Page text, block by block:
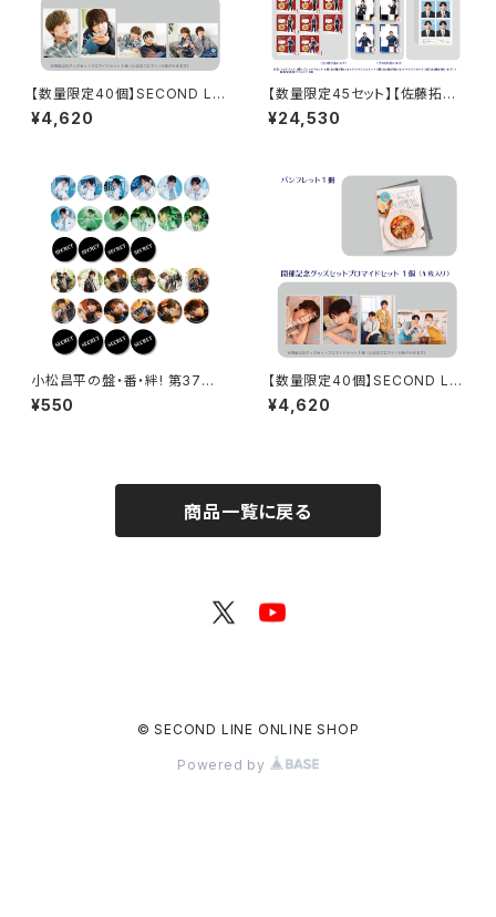
【数量限定40個】SECOND LIN
E Presents みんなに会いに行
くよ! 第47回 in 静岡 開催記念
¥4,620
【数量限定45セット】【佐藤拓也
さん直筆サイン入りフォトブッ
ク】【イベント会場特典付き】佐
ト 2025.12.21 コンプリートセッ
¥24,530
小松昌平の盤・番・絆! 第37回、
第38回 缶バッジ ※ランダム
販売
¥550
【数量限定40個】SECOND LIN
E Presents みんなに会いに行
くよ! 第48回 in 長野 開催記念
¥4,620
商品一覧に戻る
© SECOND LINE ONLINE SHOP
Powered by